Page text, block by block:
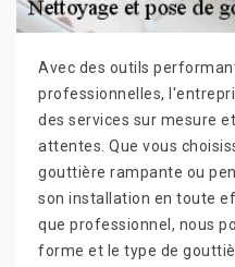
Avec des outils
professionnelles,
des services sur mesure
attentes. Que vous
gouttière rampante ou
son installation en toute
que professionnel, nous
forme et le type de